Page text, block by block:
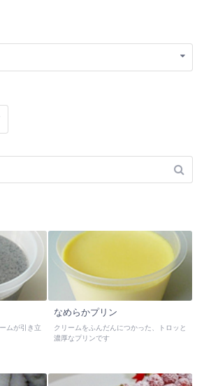
ムが引き立
なめらかプリン
クリームをふんだんにつかった、トロッと
濃厚なプリンです